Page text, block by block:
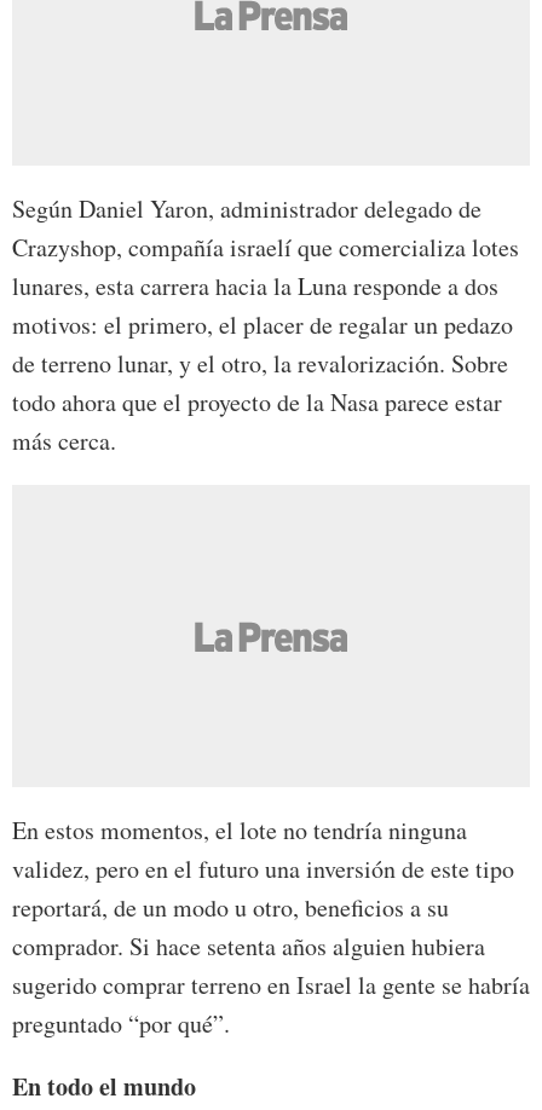
Según Daniel Yaron, administrador delegado de
Crazyshop, compañía israelí que comercializa lotes
lunares, esta carrera hacia la Luna responde a dos
motivos: el primero, el placer de regalar un pedazo
de terreno lunar, y el otro, la revalorización. Sobre
todo ahora que el proyecto de la Nasa parece estar
más cerca.
En estos momentos, el lote no tendría ninguna
validez, pero en el futuro una inversión de este tipo
reportará, de un modo u otro, beneficios a su
comprador. Si hace setenta años alguien hubiera
sugerido comprar terreno en Israel la gente se habría
preguntado “por qué”.
En todo el mundo